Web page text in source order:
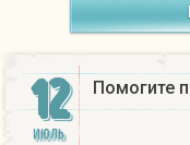
12
ИЮЛЬ
Помогите